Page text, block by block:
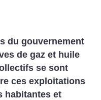
du gouvernement
de gaz et huile
se sont
ces exploitations
habitantes et